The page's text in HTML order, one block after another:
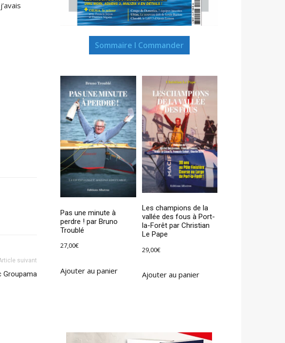
suivant
Groupama
Sommaire I Commander
Pas une minute à
perdre ! par Bruno
Troublé
27,00€
Ajouter au panier
Les champions de la
vallée des fous à Port-
la-Forêt par Christian
Le Pape
29,00€
Ajouter au panier